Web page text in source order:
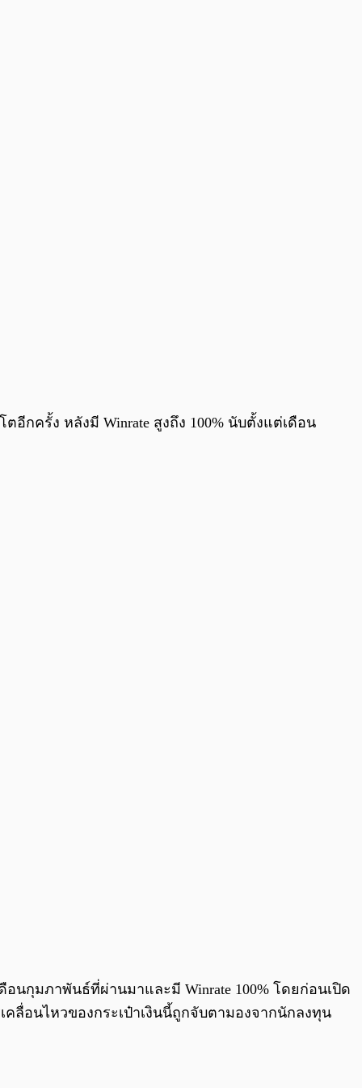
อีกครั้ง หลังมี Winrate สูงถึง 100% นับตั้งแต่เดือน
นกุมภาพันธ์ที่ผ่านมาและมี Winrate 100% โดยก่อนเปิด
คลื่อนไหวของกระเป๋าเงินนี้ถูกจับตามองจากนักลงทุน